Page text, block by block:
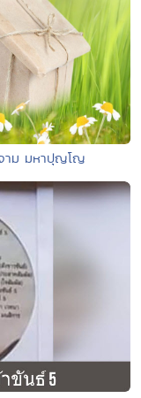
าม มหาปุญโญ